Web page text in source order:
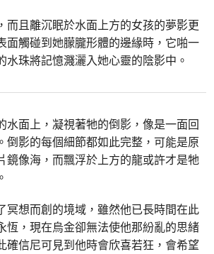
而且離沉眠於水面上方的女孩的夢影更
面觸碰到她朦朧形體的邊緣時，它啪一
水珠將記憶濺灑入她心靈的陰影中。
水面上，凝視著牠的倒影，像是一面回
倒影的每個細節都如此完整，可能是原
鏡像海，而飄浮於上方的龍或許才是牠
冥想而創的境域，雖然他已長時間在此
恆，現在烏金卻無法使他那紛亂的思緒
確信尼可見到他時會欣喜若狂，會希望